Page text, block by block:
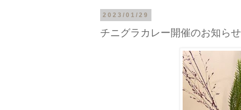
2023/01/29
チニグラカレー開催のお知らせ